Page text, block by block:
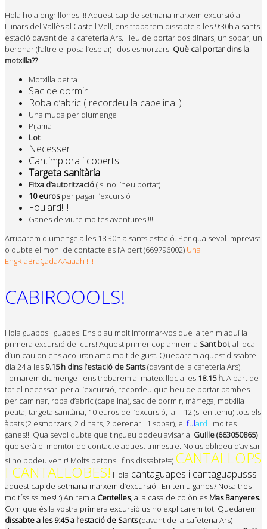
Hola hola engrillones!!!! Aquest cap de setmana marxem excursió a
Llinars del Vallès al Castell Vell, ens trobarem dissabte a les 9:30h a sants
estació davant de la cafeteria Ars. Heu de portar dos dinars, un sopar, un
berenar (l’altre el posa l’esplai) i dos esmorzars. Què cal portar dins la
motxilla??
Motxilla petita
Sac de dormir
Roba d’abric ( recordeu la capelina!!)
Una muda per diumenge
Pijama
Lot
Necesser
Cantimplora i coberts
Targeta sanitària
Fitxa d’autorització( si no l’heu portat)
10 euros per pagar l’excursió
Foulard!!!!
Ganes de viure moltes aventures!!!!!!
Arribarem diumenge a les 18:30h a sants estació. Per qualsevol imprevist
o dubte el moni de contacte és l’Albert (669796002) Una
EngRiaBraÇadaAAaaah !!!!
CABIROOOLS!
Hola guapos i guapes! Ens plau molt informar-vos que ja tenim aquí la
primera excursió del curs! Aquest primer cop anirem a Santboi, al local
d’un cau on ens acolliran amb molt de gust. Quedarem aquest dissabte
dia 24 a les 9.15 h dins l’estació de Sants(davant de la cafeteria Ars).
Tornarem diumenge i ens trobarem al mateix lloc a les 18.15 h.A part de
tot el necessari per a l’excursió, recordeu que heu de portar bambes
per caminar, roba d’abric (capelina), sac de dormir, màrfega, motxilla
petita, targeta sanitària, 10 euros de l’excursió, la T-12 (si en teniu) tots els
àpats (2 esmorzars, 2 dinars, 2 berenar i 1 sopar), el fulard i moltes
ganes!!! Qualsevol dubte que tingueu podeu avisar al Guille (663050865)
que serà el monitor de contacte aquest trimestre. No us oblideu d’avisar
si no podeu venir! Molts petons i fins dissabte!=) CANTALLOPS
I CANTALLOBES! Hola cantaguapes i cantaguapusss
aquest cap de setmana marxem d’excursió!! En teniu ganes? Nosaltres
moltíssissimes! :) Anirem a Centelles, a la casa de colònies Mas Banyeres.
Com que és la vostra primera excursió us ho explicarem tot. Quedarem
dissabte a les 9:45 a l’estació de Sants(davant de la cafeteria Ars) i